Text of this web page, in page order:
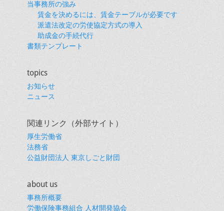
当事務所の強み
賃金を決めるには、賃金テーブルが必要です
派遣法改定の労使協定方式の導入
助成金の手続代行
書類テンプレート
topics
お知らせ
ニュース
関連リンク（外部サイト）
厚生労働省
法務省
公益財団法人 東京しごと財団
about us
事務所概要
労働保険事務組合 人材開発協会